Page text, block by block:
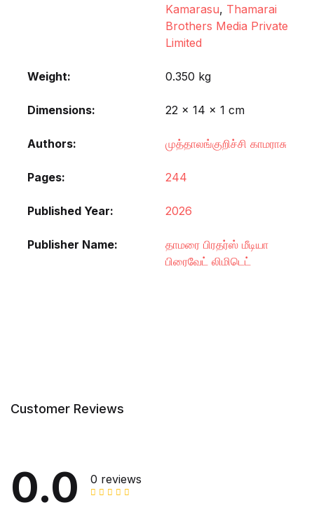
Kamarasu, Thamarai
Brothers Media Private
Limited
Weight 0.350 kg
Dimensions 22 × 14 × 1 cm
Authors முத்தாலங்குறிச்சி காமராசு
Pages 244
Published Year 2026
Publisher Name
தாமரை பிரதர்ஸ் மீடியா
பிரைவேட் லிமிடெட்
Customer Reviews
0.0 0 reviews